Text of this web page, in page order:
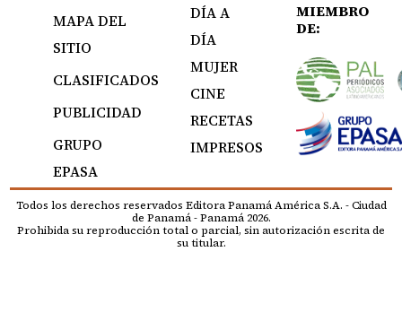
MAPA DEL
SITIO
CLASIFICADOS
PUBLICIDAD
GRUPO
EPASA
DÍA A
DÍA
MUJER
CINE
RECETAS
IMPRESOS
MIEMBRO
DE:
Todos los derechos reservados Editora Panamá América S.A. - Ciudad
de Panamá - Panamá 2026.
Prohibida su reproducción total o parcial, sin autorización escrita de
su titular.